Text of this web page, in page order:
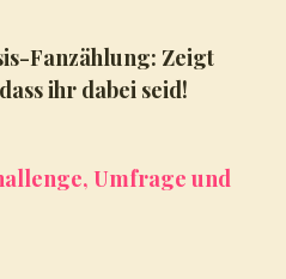
Fanzählung: Zeigt
ihr dabei seid!
Umfrage und